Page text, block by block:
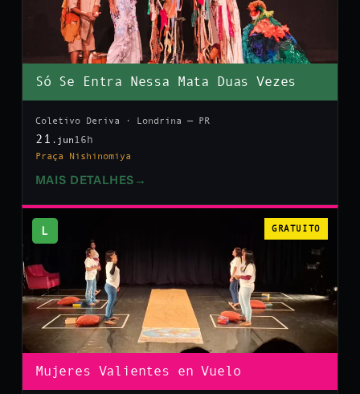
Só Se Entra Nessa Mata Duas Vezes
Coletivo Deriva · Londrina — PR
21 .jun 16h
Praça Nishinomiya
MAIS DETALHES →
L GRATUITO
Mujeres Valientes en Vuelo